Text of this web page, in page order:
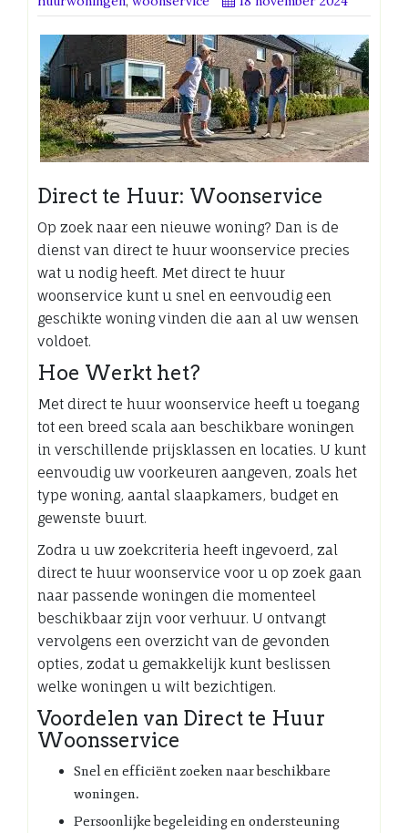
Direct te Huur: Woonservice
Op zoek naar een nieuwe woning? Dan is de
dienst van direct te huur woonservice precies
wat u nodig heeft. Met direct te huur
woonservice kunt u snel en eenvoudig een
geschikte woning vinden die aan al uw wensen
voldoet.
Hoe Werkt het?
Met direct te huur woonservice heeft u toegang
tot een breed scala aan beschikbare woningen
in verschillende prijsklassen en locaties. U kunt
eenvoudig uw voorkeuren aangeven, zoals het
type woning, aantal slaapkamers, budget en
gewenste buurt.
Zodra u uw zoekcriteria heeft ingevoerd, zal
direct te huur woonservice voor u op zoek gaan
naar passende woningen die momenteel
beschikbaar zijn voor verhuur. U ontvangt
vervolgens een overzicht van de gevonden
opties, zodat u gemakkelijk kunt beslissen
welke woningen u wilt bezichtigen.
Voordelen van Direct te Huur
Woonsservice
Snel en efficiënt zoeken naar beschikbare
woningen.
Persoonlijke begeleiding en ondersteuning